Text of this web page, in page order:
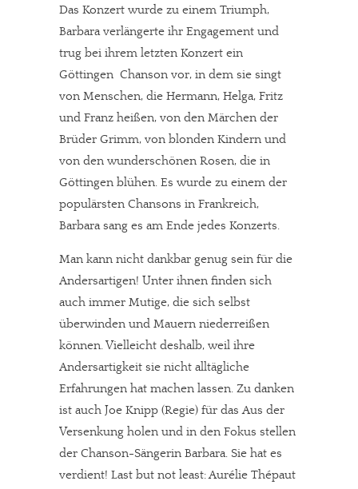
Das Konzert wurde zu einem Triumph,
Barbara verlängerte ihr Engagement und
trug bei ihrem letzten Konzert ein
Göttingen  Chanson vor, in dem sie singt
von Menschen, die Hermann, Helga, Fritz
und Franz heißen, von den Märchen der
Brüder Grimm, von blonden Kindern und
von den wunderschönen Rosen, die in
Göttingen blühen. Es wurde zu einem der
populärsten Chansons in Frankreich,
Barbara sang es am Ende jedes Konzerts.
Man kann nicht dankbar genug sein für die
Andersartigen! Unter ihnen finden sich
auch immer Mutige, die sich selbst
überwinden und Mauern niederreißen
können. Vielleicht deshalb, weil ihre
Andersartigkeit sie nicht alltägliche
Erfahrungen hat machen lassen. Zu danken
ist auch Joe Knipp (Regie) für das Aus der
Versenkung holen und in den Fokus stellen
der Chanson-Sängerin Barbara. Sie hat es
verdient! Last but not least: Aurélie Thépaut